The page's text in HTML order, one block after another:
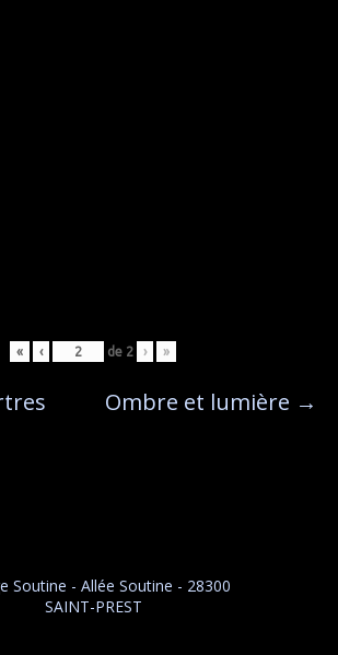
« ‹ de 2 › »
Ombre et lumière →
Soutine - Allée Soutine - 28300
SAINT-PREST